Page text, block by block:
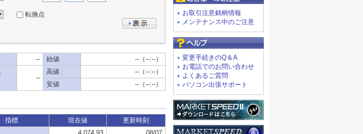
お取引注意銘柄情報
メンテナンス中のご注意
変更手続きのQ＆A
お電話でのお問い合わせ
よくあるご質問
パソコン出張サポート